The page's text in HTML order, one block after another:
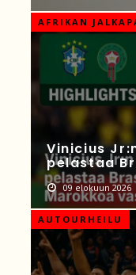
AFRIKAN
Vinicius
pelastaa
09 elokuun 2026
AUTOURHEILU